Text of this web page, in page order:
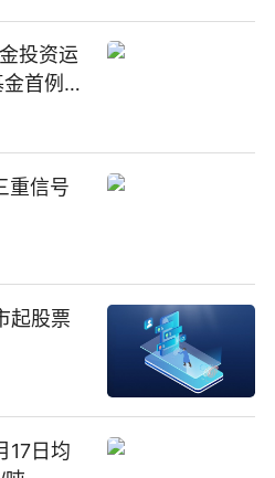
投资运
首例期
重信号
起股票
17日均